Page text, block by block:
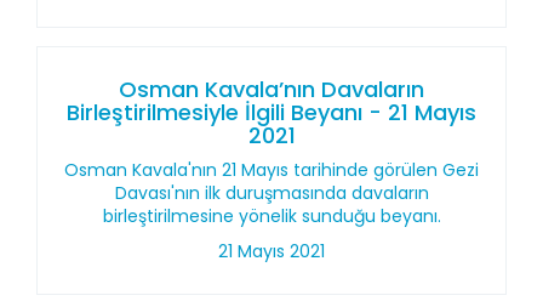
Osman Kavala’nın Davaların
Birleştirilmesiyle İlgili Beyanı - 21 Mayıs
2021
Osman Kavala'nın 21 Mayıs tarihinde görülen Gezi
Davası'nın ilk duruşmasında davaların
birleştirilmesine yönelik sunduğu beyanı.
21 Mayıs 2021